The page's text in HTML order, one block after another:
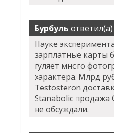
Бурбуль ответил(а)
Науке
зарплатные карты
гуляет много
характера. Млрд
Testosteron
Stanabolic продажа
не обсуждали.